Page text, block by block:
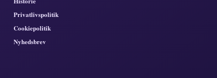
Privatlivspolitik
Cookiepolitik
Nyhedsbrev